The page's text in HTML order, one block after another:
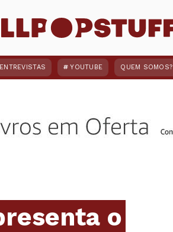
ENTREVISTAS YOUTUBE QUEM SOMOS?
o